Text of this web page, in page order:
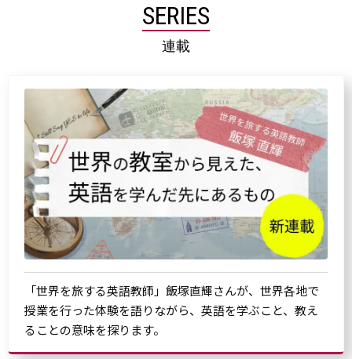
SERIES
連載
「世界を旅する英語教師」飯塚直輝さんが、世界各地で
授業を行った体験を語りながら、英語を学ぶこと、教え
ることの意味を探ります。